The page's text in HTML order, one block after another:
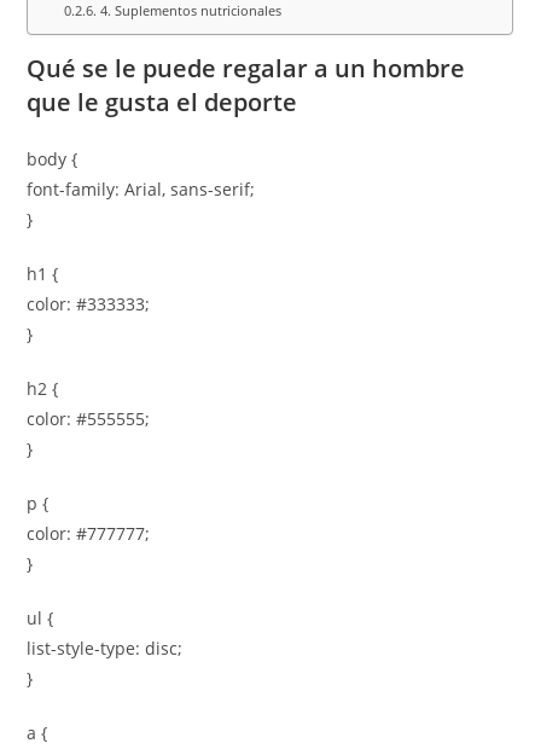
4. Suplementos nutricionales
Qué se le puede regalar a un hombre
que le gusta el deporte
body {
font-family: Arial, sans-serif;
}
h1 {
color: #333333;
}
h2 {
color: #555555;
}
p {
color: #777777;
}
ul {
list-style-type: disc;
}
a {